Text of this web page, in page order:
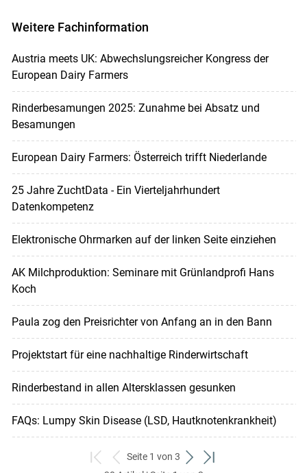
Weitere Fachinformation
Austria meets UK: Abwechslungsreicher Kongress der
European Dairy Farmers
Rinderbesamungen 2025: Zunahme bei Absatz und
Besamungen
European Dairy Farmers: Österreich trifft Niederlande
25 Jahre ZuchtData - Ein Vierteljahrhundert
Datenkompetenz
Elektronische Ohrmarken auf der linken Seite einziehen
AK Milchproduktion: Seminare mit Grünlandprofi Hans
Koch
Paula zog den Preisrichter von Anfang an in den Bann
Projektstart für eine nachhaltige Rinderwirtschaft
Rinderbestand in allen Altersklassen gesunken
FAQs: Lumpy Skin Disease (LSD, Hautknotenkrankheit)
zum
zurück
Seite 1 von 3
weiterzum